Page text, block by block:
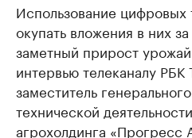
Использование цифровых
окупать вложения в них
заметный прирост
интервью телеканалу
заместитель
технической
агрохолдинга «Прогресс